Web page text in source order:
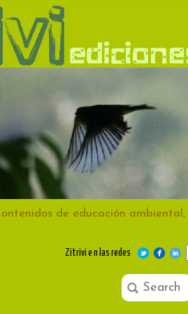
de educación
Zitrivi e n las redes